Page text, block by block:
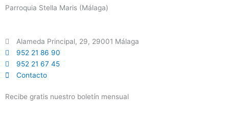
Parroquia Stella Maris (Málaga)
Alameda Principal, 29, 29001 Málaga
952 21 86 90
952 21 67 45
Contacto
Recibe gratis nuestro boletín mensual